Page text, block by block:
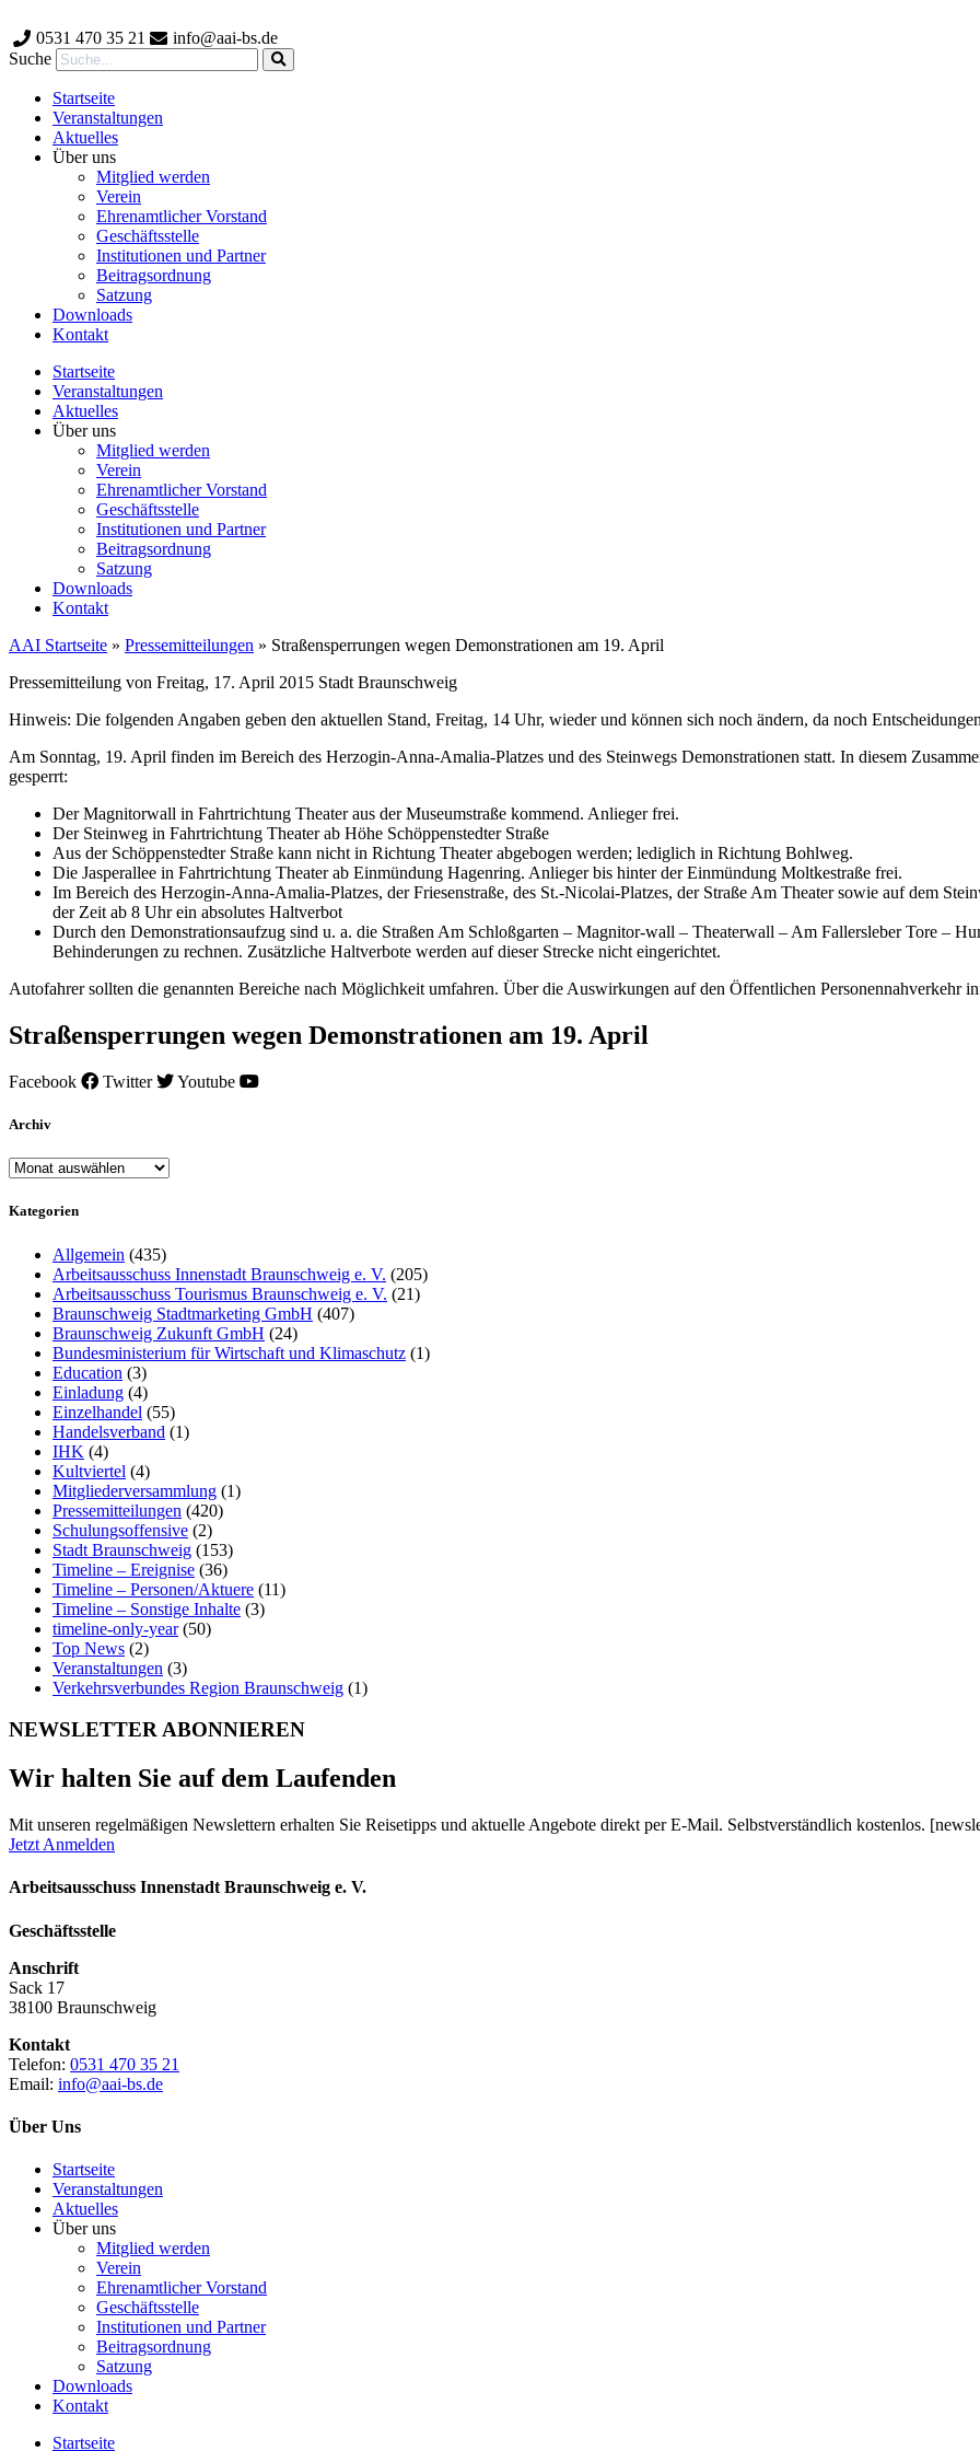
Inhalt
wechseln
0531 470 35 21
info@aai-bs.de
Suche
Startseite
Veranstaltungen
Aktuelles
Über uns
Mitglied werden
Verein
Ehrenamtlicher Vorstand
Geschäftsstelle
Institutionen und Partner
Beitragsordnung
Satzung
Downloads
Kontakt
Startseite
Veranstaltungen
Aktuelles
Über uns
Mitglied werden
Verein
Ehrenamtlicher Vorstand
Geschäftsstelle
Institutionen und Partner
Beitragsordnung
Satzung
Downloads
Kontakt
AAI Startseite » Pressemitteilungen » Straßensperrungen wegen Demonstrationen am 19. April
Pressemitteilung von Freitag, 17. April 2015 Stadt Braunschweig
Hinweis: Die folgenden Angaben geben den aktuellen Stand, Freitag, 14 Uhr, wieder und können sich noch ändern, da noch
Am Sonntag, 19. April finden im Bereich des Herzogin-Anna-Amalia-Platzes und des Steinwegs Demonstrationen statt. In diesem
gesperrt:
Der Magnitorwall in Fahrtrichtung Theater aus der Museumstraße kommend. Anlieger frei.
Der Steinweg in Fahrtrichtung Theater ab Höhe Schöppenstedter Straße
Aus der Schöppenstedter Straße kann nicht in Richtung Theater abgebogen werden; lediglich in Richtung Bohlweg.
Die Jasperallee in Fahrtrichtung Theater ab Einmündung Hagenring. Anlieger bis hinter der Einmündung Moltkestraße frei.
Im Bereich des Herzogin-Anna-Amalia-Platzes, der Friesenstraße, des St.-Nicolai-Platzes, der Straße Am Theater sowie auf dem
der Zeit ab 8 Uhr ein absolutes Haltverbot
Durch den Demonstrationsaufzug sind u. a. die Straßen Am Schloßgarten – Magnitor-wall – Theaterwall – Am Fallersleber Tore –
Behinderungen zu rechnen. Zusätzliche Haltverbote werden auf dieser Strecke nicht eingerichtet.
Autofahrer sollten die genannten Bereiche nach Möglichkeit umfahren. Über die Auswirkungen auf den Öffentlichen Personennahverkehr
Straßensperrungen wegen Demonstrationen am 19. April
Facebook Twitter Youtube
Archiv
Archiv
Kategorien
Allgemein (435)
Arbeitsausschuss Innenstadt Braunschweig e. V. (205)
Arbeitsausschuss Tourismus Braunschweig e. V. (21)
Braunschweig Stadtmarketing GmbH (407)
Braunschweig Zukunft GmbH (24)
Bundesministerium für Wirtschaft und Klimaschutz (1)
Education (3)
Einladung (4)
Einzelhandel (55)
Handelsverband (1)
IHK (4)
Kultviertel (4)
Mitgliederversammlung (1)
Pressemitteilungen (420)
Schulungsoffensive (2)
Stadt Braunschweig (153)
Timeline – Ereignise (36)
Timeline – Personen/Aktuere (11)
Timeline – Sonstige Inhalte (3)
timeline-only-year(50)
Top News (2)
Veranstaltungen (3)
Verkehrsverbundes Region Braunschweig (1)
NEWSLETTER ABONNIEREN
Wir halten Sie auf dem Laufenden
Mit unseren regelmäßigen Newslettern erhalten Sie Reisetipps und aktuelle Angebote direkt per E-Mail. Selbstverständlich kostenlos.
Jetzt Anmelden
Arbeitsausschuss Innenstadt Braunschweig e. V.
Geschäftsstelle
Anschrift
Sack 17
38100 Braunschweig
Kontakt
Telefon: 0531 470 35 21
Email: info@aai-bs.de
Über Uns
Startseite
Veranstaltungen
Aktuelles
Über uns
Mitglied werden
Verein
Ehrenamtlicher Vorstand
Geschäftsstelle
Institutionen und Partner
Beitragsordnung
Satzung
Downloads
Kontakt
Startseite